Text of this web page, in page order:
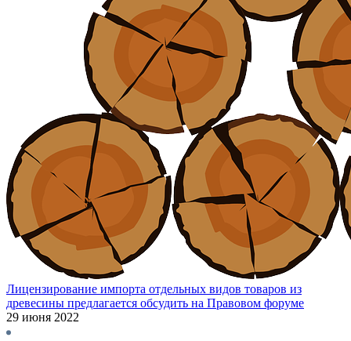
Лицензирование импорта отдельных видов товаров из
древесины предлагается обсудить на Правовом форуме
29 июня 2022